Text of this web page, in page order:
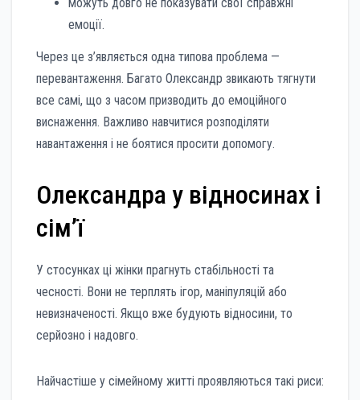
емоції.
Через це з’являється одна типова проблема —
перевантаження. Багато Олександр звикають тягнути
все самі, що з часом призводить до емоційного
виснаження. Важливо навчитися розподіляти
навантаження і не боятися просити допомогу.
Олександра у відносинах і
сім’ї
У стосунках ці жінки прагнуть стабільності та
чесності. Вони не терплять ігор, маніпуляцій або
невизначеності. Якщо вже будують відносини, то
серйозно і надовго.
Найчастіше у сімейному житті проявляються такі риси: